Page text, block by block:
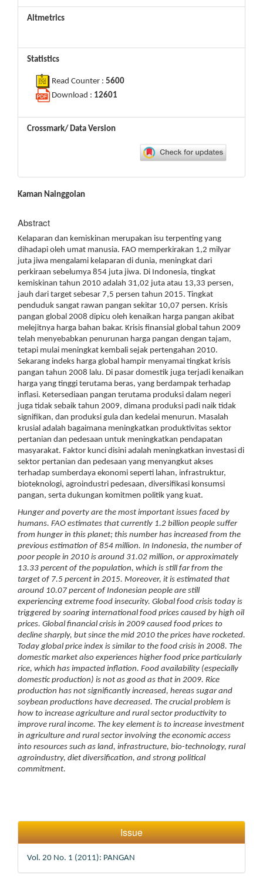
Altmetrics
Statistics
Read Counter : 5600
Download : 12601
Crossmark/ Data Version
Main
Kaman Nainggolan
Abstract
Kelaparan dan kemiskinan merupakan isu terpenting yang
dihadapi oleh umat manusia. FAO memperkirakan 1,2 milyar
juta jiwa mengalami kelaparan di dunia, meningkat dari
perkiraan sebelumya 854 juta jiwa. Di Indonesia, tingkat
kemiskinan tahun 2010 adalah 31,02 juta atau 13,33 persen,
jauh dari target sebesar 7,5 persen tahun 2015. Tingkat
penduduk sangat rawan pangan sekitar 10,07 persen. Krisis
pangan global 2008 dipicu oleh kenaikan harga pangan akibat
melejitnya harga bahan bakar. Krisis finansial global tahun 2009
telah menyebabkan penurunan harga pangan dengan tajam,
tetapi mulai meningkat kembali sejak pertengahan 2010.
Sekarang indeks harga global hampir menyamai tingkat krisis
pangan tahun 2008 lalu. Di pasar domestik juga terjadi kenaikan
harga yang tinggi terutama beras, yang berdampak terhadap
inflasi. Ketersediaan pangan terutama produksi dalam negeri
juga tidak sebaik tahun 2009, dimana produksi padi naik tidak
signifikan, dan produksi gula dan kedelai menurun. Masalah
krusial adalah bagaimana meningkatkan produktivitas sektor
pertanian dan pedesaan untuk meningkatkan pendapatan
masyarakat. Faktor kunci disini adalah meningkatkan investasi di
sektor pertanian dan pedesaan yang menyangkut akses
terhadap sumberdaya ekonomi seperti lahan, infrastruktur,
bioteknologi, agroindustri pedesaan, diversifikasi konsumsi
pangan, serta dukungan komitmen politik yang kuat.
Hunger and poverty are the most important issues faced by
humans. FAO estimates that currently 1.2 billion people suffer
from hunger in this planet; this number has increased from the
previous estimation of 854 million. In Indonesia, the number of
poor people in 2010 is around 31.02 million, or approximately
13.33 percent of the population, which is still far from the
target of 7.5 percent in 2015. Moreover, it is estimated that
around 10.07 percent of Indonesian people are still
experiencing extreme food insecurity. Global food crisis today is
triggered by soaring international food prices caused by high oil
prices. Global financial crisis in 2009 caused food prices to
decline sharply, but since the mid 2010 the prices have rocketed.
Today global price index is similar to the food crisis in 2008. The
domestic market also experiences higher food price particularly
rice, which has impacted inflation. Food availability (especially
domestic production) is not as good as that in 2009. Rice
production has not significantly increased, hereas sugar and
soybean productions have decreased. The crucial problem is
how to increase agriculture and rural sector productivity to
improve rural income. The key element is to increase investment
in agriculture and rural sector involving the economic access
into resources such as land, infrastructure, bio-technology, rural
agroindustry, diet diversification, and strong political
commitment.
Article
Details Issue
Vol. 20 No. 1 (2011): PANGAN